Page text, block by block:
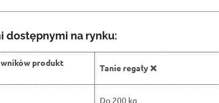
dostępnymi na rynku:
produkt
Tanie regały ❌
Do 200 kg